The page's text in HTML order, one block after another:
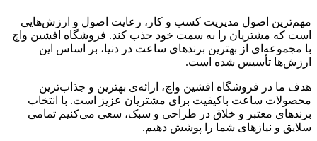
مهم‌ترین اصول مدیریت کسب و کار، رعایت اصول و ارزش‌هایی
است که مشتریان را به سمت خود جذب کند. فروشگاه افشین واچ
با مجموعه‌ای از بهترین برندهای ساعت در دنیا، بر اساس این
ارزش‌ها تأسیس شده است.
هدف ما در فروشگاه افشین واچ، ارائه‌ی بهترین و جذاب‌ترین
محصولات ساعت باکیفیت برای مشتریان عزیز است. با انتخاب
برندهای معتبر و خلاق در طراحی و سبک، سعی می‌کنیم تمامی
سلایق و نیازهای شما را پوشش دهیم.